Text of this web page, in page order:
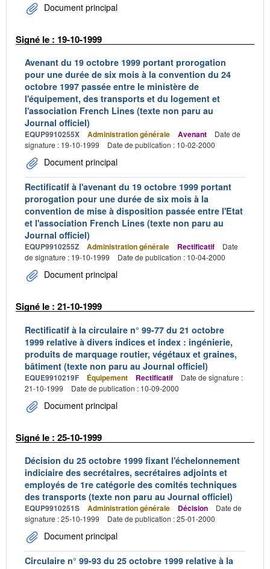
Document principal
Signé le : 19-10-1999
Avenant du 19 octobre 1999 portant prorogation
pour une durée de six mois à la convention du 24
octobre 1997 passée entre le ministère de
l'équipement, des transports et du logement et
l'association French Lines (texte non paru au
Journal officiel)
EQUP9910255X Administration générale Avenant
Date de
signature : 19-10-1999
Date de publication : 10-02-2000
Document principal
Rectificatif à l'avenant du 19 octobre 1999 portant
prorogation pour une durée de six mois à la
convention de mise à disposition passée entre l'Etat
et l'association French Lines (texte non paru au
Journal officiel)
EQUP9910255Z Administration générale Rectificatif
Date
de signature : 19-10-1999
Date de publication : 10-04-2000
Document principal
Signé le : 21-10-1999
Rectificatif à la circulaire n° 99-77 du 21 octobre
1999 relative à divers indices et index : ingénierie,
produits de marquage routier, végétaux et graines,
bâtiment (texte non paru au Journal officiel)
EQUE9910219F Équipement Rectificatif
Date de signature :
21-10-1999
Date de publication : 10-09-2000
Document principal
Signé le : 25-10-1999
Décision du 25 octobre 1999 fixant l'échelonnement
indiciaire des secrétaires, secrétaires adjoints et
employés de 1re catégorie des comités techniques
des transports (texte non paru au Journal officiel)
EQUP9910251S Administration générale Décision
Date de
signature : 25-10-1999
Date de publication : 25-01-2000
Document principal
Circulaire n° 99-93 du 25 octobre 1999 relative à la